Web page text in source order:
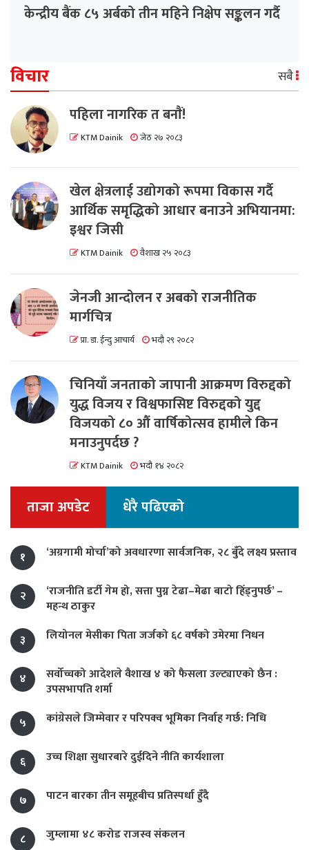
केन्द्रीय बैंक ८५ अर्बको तीन महिने निक्षेप सङ्कलन गर्दै
विचार सबै
पहिला नागरिक त बनाैं!
KTM Dainik जेठ २७ २०८३
खेल क्षेत्रलाई उद्योगको रूपमा विकास गर्दै
आर्थिक समृद्धिको आधार बनाउने अभियानमा:
इश्वर जिसी
KTM Dainik वैशाख २५ २०८३
जेनजी आन्दोलन र अबको राजनीतिक
मार्गचित्र
प्रा. डा. ईन्दु आचार्य भदौ २९ २०८२
चिनियाँ जनताको जापानी आक्रमण विरुद्दको
युद्ध विजय र विश्वफासिष्ट विरुद्दको युद्द
विजयको ८० औं वार्षिकोत्सव हामीले किन
मनाउनुपर्दछ ?
KTM Dainik भदौ १४ २०८२
ताजा अपडेट धेरै पढिएको
१ ‘अग्रगामी मोर्चा’को अवधारणा सार्वजनिक, २८ बुँदे लक्ष्य प्रस्ताव
२
‘राजनीति डर्टी गेम हो, सत्ता पुग्न टेढा–मेढा बाटो हिँड्नुपर्छ’ –
महन्थ ठाकुर
३
लियोनल मेसीका पिता जर्जको ६८ वर्षको उमेरमा निधन
४
सर्वोच्चको आदेशले वैशाख ४ को फैसला उल्ट्याएको छैन :
उपसभापति शर्मा
५
कांग्रेसले जिम्मेवार र परिपक्व भूमिका निर्वाह गर्छ: निधि
६ उच्च शिक्षा सुधारबारे दुईदिने नीति कार्यशाला
७ पाटन बारका तीन समूहबीच प्रतिस्पर्धा हुँदै
८ जुम्लामा ४८ करोड राजस्व संकलन